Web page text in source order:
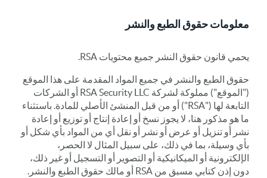
معلومات حقوق الطبع والنشر
يحمي قانون حقوق النشر جميع محتويات RSA.
حقوق الطبع والنشر في جميع المواد المقدمة على هذا الموقع
("الموقع") مملوكة لشركة RSA Security LLC أو الشركات
التابعة لها ("RSA") أو من قبل المنشئ الأصلي للمادة. باستثناء
ما هو مذكور هنا، لا يجوز نسخ أو إعادة إنتاج أو توزيع أو إعادة
نشر أو تنزيل أو عرض أو نشر أو نقل أي من المواد بأي شكل أو
بأي وسيلة، بما في ذلك، على سبيل المثال لا الحصر،
الإلكترونية أو الميكانيكية أو التصوير أو التسجيل أو غير ذلك،
دون إذن كتابي مسبق من RSA أو مالك حقوق الطبع والنشر.